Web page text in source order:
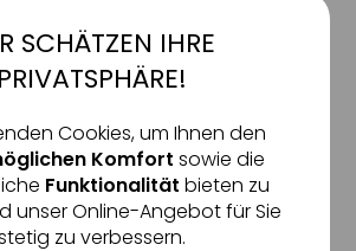
dauerhaft & intensiv
sanftes & samtiges Finisch
Hautbarriere
5/5
wie langanhaltend
Aktiv
Inaktiv
SCHÄTZEN IHRE
PRIVATSPHÄRE!
Cookies, um Ihnen den
Komfort sowie die
Funktionalität bieten zu
unser Online-Angebot für Sie
zu verbessern.